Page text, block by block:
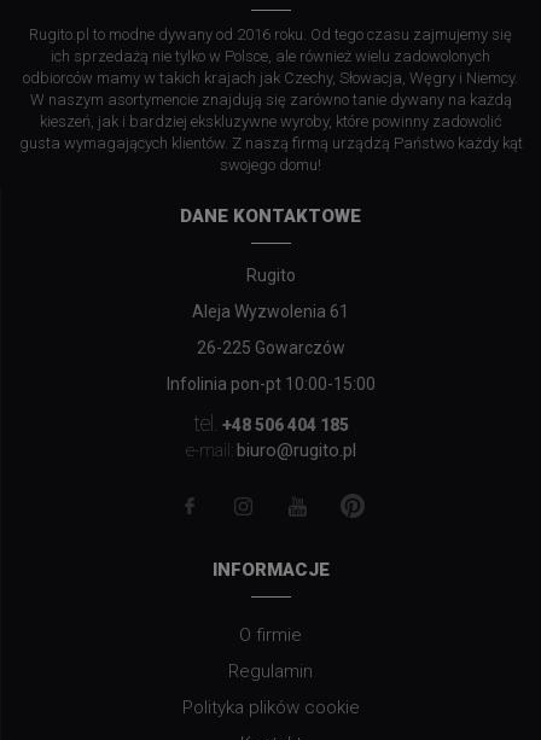
Rugito.pl to modne dywany od 2016 roku. Od tego czasu zajmujemy się
ich sprzedażą nie tylko w Polsce, ale również wielu zadowolonych
odbiorców mamy w takich krajach jak Czechy, Słowacja, Węgry i Niemcy.
W naszym asortymencie znajdują się zarówno tanie dywany na każdą
kieszeń, jak i bardziej ekskluzywne wyroby, które powinny zadowolić
gusta wymagających klientów. Z naszą firmą urządzą Państwo każdy kąt
swojego domu!
DANE KONTAKTOWE
Rugito
Aleja Wyzwolenia 61
26-225 Gowarczów
Infolinia pon-pt 10:00-15:00
tel. +48 506 404 185
e-mail: biuro@rugito.pl
INFORMACJE
O firmie
Regulamin
Polityka plików cookie